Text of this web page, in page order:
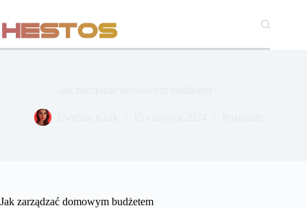
treści
Jak zarządzać domowym budżetem